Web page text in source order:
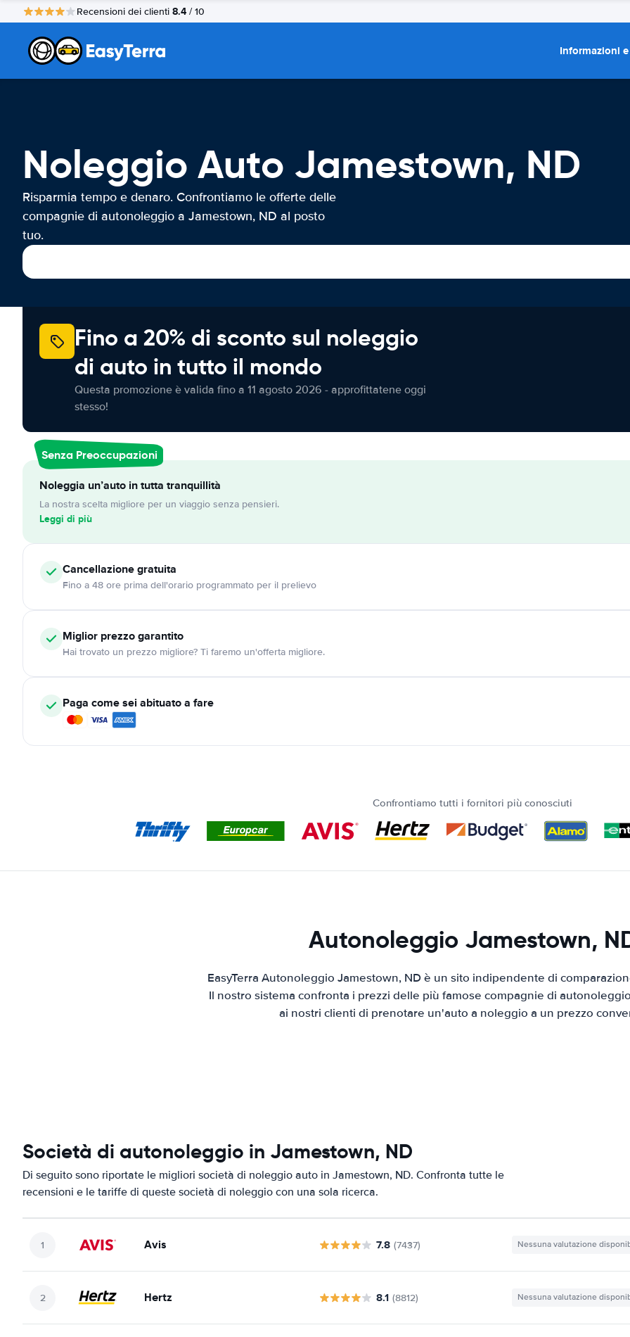
Recensioni dei clienti 8.4 / 10
Informazioni
Noleggio Auto Jamestown, ND
Risparmia tempo e denaro. Confrontiamo le offerte delle
compagnie di autonoleggio a Jamestown, ND al posto
tuo.
Fino a 20% di sconto sul noleggio
di auto in tutto il mondo
Questa promozione è valida fino a 11 agosto 2026 - approfittatene oggi
stesso!
Senza Preoccupazioni
Noleggia un’auto in tutta tranquillità
La nostra scelta migliore per un viaggio senza pensieri.
Leggi di più
Cancellazionegratuita
Fino a 48 ore prima dell'orario programmato per il prelievo
Miglior prezzo garantito
Hai trovato un prezzo migliore? Ti faremo un'offerta migliore.
Paga come sei abituato a fare
Confrontiamo tutti i fornitori più conosciuti
Autonoleggio Jamestown,
EasyTerra Autonoleggio Jamestown, ND è un sito indipendente di
Il nostro sistema confronta i prezzi delle più famose compagnie di
ai nostri clienti di prenotare un'auto a noleggio a un prezzo
Società di autonoleggio in Jamestown, ND
Di seguito sono riportate le migliori società di noleggio auto in Jamestown, ND. Confronta tutte le
recensioni e le tariffe di queste società di noleggio con una sola ricerca.
Avis 7.8 (7437) Nessuna valutazione
Hertz 8.1 (8812) Nessuna valutazione